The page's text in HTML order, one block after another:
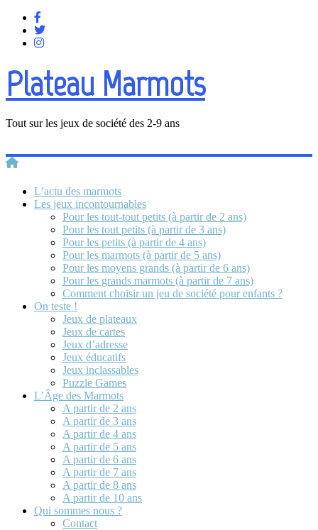
Plateau Marmots
Tout sur les jeux de société des 2-9 ans
L’actu des marmots
Les jeux incontournables
Pour les tout-tout petits (à partir de 2 ans)
Pour les tout petits (à partir de 3 ans)
Pour les petits (à partir de 4 ans)
Pour les marmots (à partir de 5 ans)
Pour les moyens grands (à partir de 6 ans)
Pour les grands marmots (à partir de 7 ans)
Comment choisir un jeu de société pour enfants ?
On teste !
Jeux de plateaux
Jeux de cartes
Jeux d’adresse
Jeux éducatifs
Jeux inclassables
Puzzle Games
L’Âge des Marmots
A partir de 2 ans
A partir de 3 ans
A partir de 4 ans
A partir de 5 ans
A partir de 6 ans
A partir de 7 ans
A partir de 8 ans
A partir de 10 ans
Qui sommes nous ?
Contact